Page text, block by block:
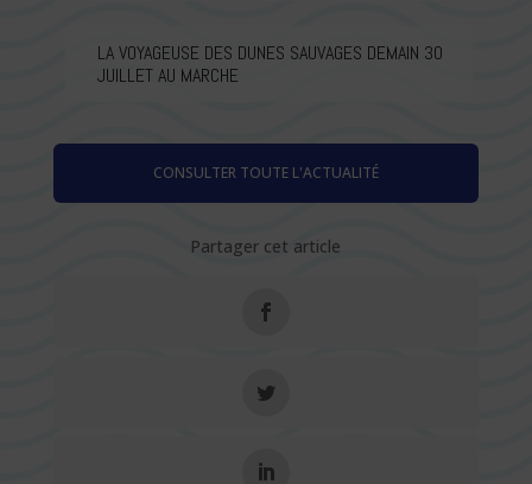
LA VOYAGEUSE DES DUNES SAUVAGES DEMAIN 30
JUILLET AU MARCHE
CONSULTER TOUTE L'ACTUALITÉ
Partager cet article